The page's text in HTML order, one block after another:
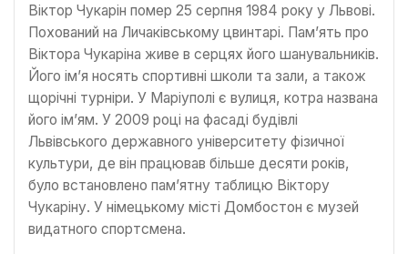
Віктор Чукарін помер 25 серпня 1984 року у Львові.
Похований на Личаківському цвинтарі. Пам’ять про
Віктора Чукаріна живе в серцях його шанувальників.
Його ім’я носять спортивні школи та зали, а також
щорічні турніри. У Маріуполі є вулиця, котра названа
його ім’ям. У 2009 році на фасаді будівлі
Львівського державного університету фізичної
культури, де він працював більше десяти років,
було встановлено пам’ятну таблицю Віктору
Чукаріну. У німецькому місті Домбостон є музей
видатного спортсмена.